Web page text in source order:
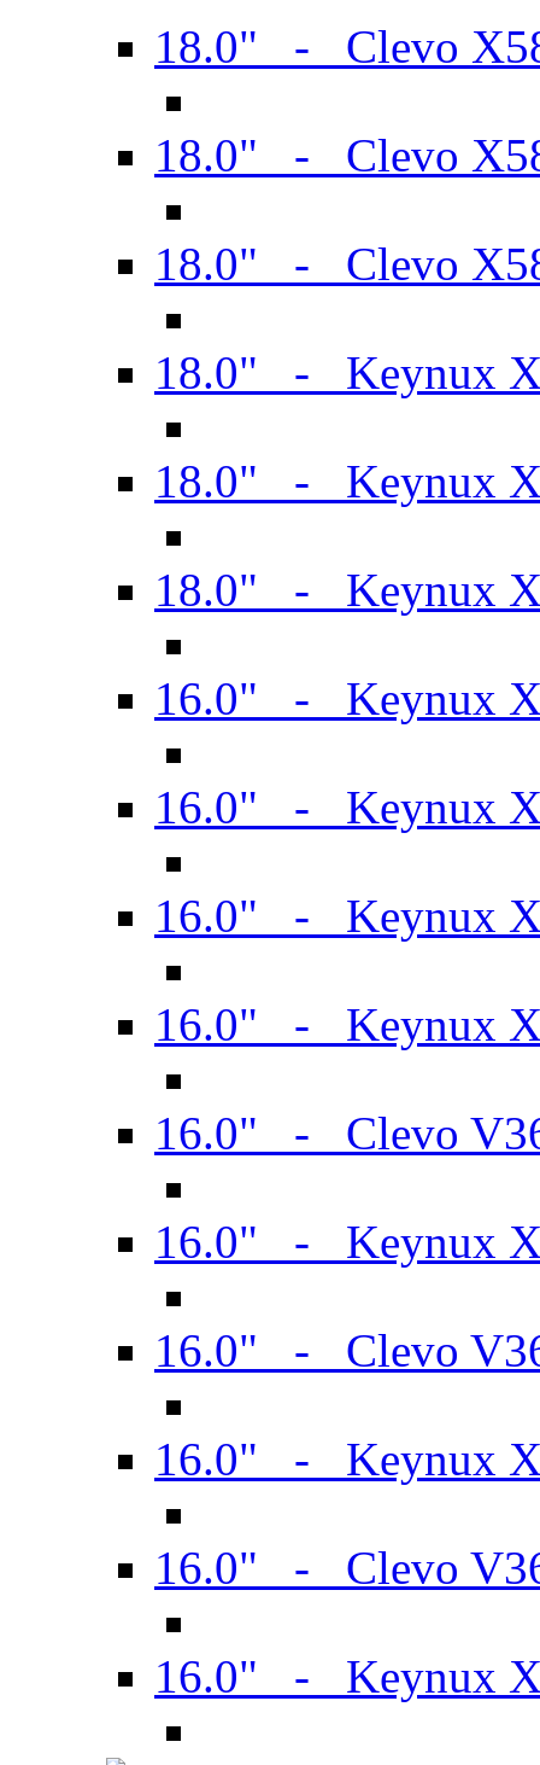
18.0" - Clevo
18.0" - Clevo
18.0" - Clevo
18.0" - Keynux
18.0" - Keynux
18.0" - Keynux
16.0" - Keynux
16.0" - Keynux
16.0" - Keynux
16.0" - Keynux
16.0" - Clevo
16.0" - Keynux
16.0" - Clevo
16.0" - Keynux
16.0" - Clevo
16.0" - Keynux